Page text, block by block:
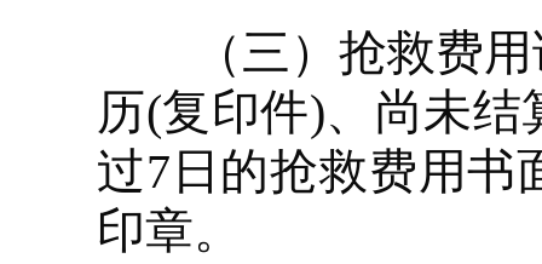
（三）抢救费用
历(复印件)、尚未
过7日的抢救费用书
印章。